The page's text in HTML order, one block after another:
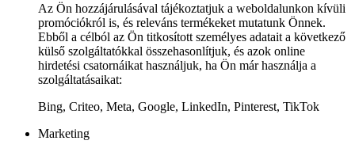
Az Ön hozzájárulásával tájékoztatjuk a weboldalunkon kívüli
promóciókról is, és releváns termékeket mutatunk Önnek.
Ebből a célból az Ön titkosított személyes adatait a következő
külső szolgáltatókkal összehasonlítjuk, és azok online
hirdetési csatornáikat használjuk, ha Ön már használja a
szolgáltatásaikat:
Bing, Criteo, Meta, Google, LinkedIn, Pinterest, TikTok
Marketing